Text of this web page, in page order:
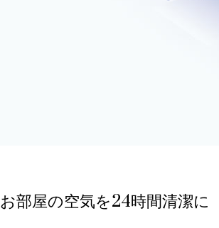
お部屋の空気を24時間清潔に